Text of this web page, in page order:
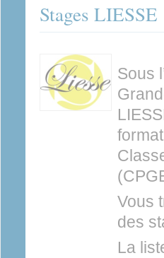
Stages LIESSE
Sous
Vous
des
La